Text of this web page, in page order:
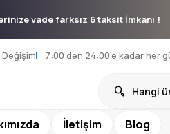
vade farksız 6 taksit İmkanı
7:00 den 24:00’e kadar her
İletişim Blog